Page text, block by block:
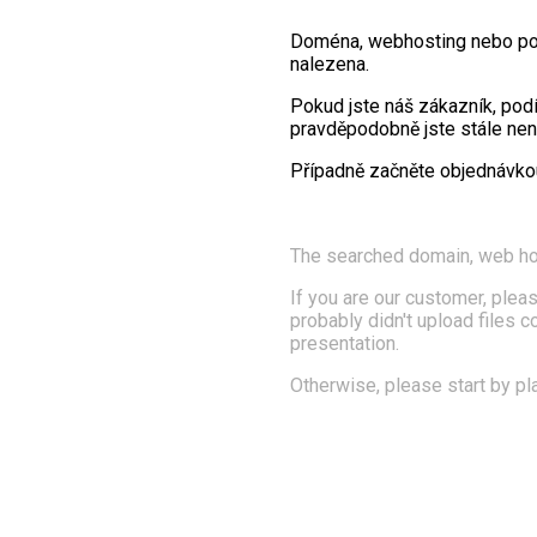
Doména, webhosting nebo
nalezena.
Pokud jste náš zákazník,
pravděpodobně jste stále
Případně začněte
The searched domain, web
If you are our customer,
probably didn't upload files
presentation.
Otherwise, please start by